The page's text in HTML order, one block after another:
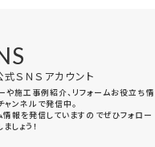
式ＳＮＳアカウント
や施工事例紹介、リフォームお役立ち情
ンネルで発信中。
報を発信していますのでぜひフォロー
しょう！